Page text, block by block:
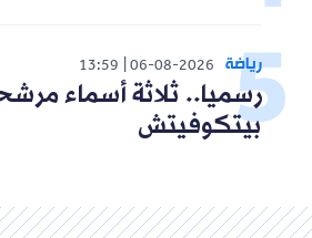
رياضة 06-08-2026
13:59
رسميا.. ثلاثة أسماء
بيتكوفيتش